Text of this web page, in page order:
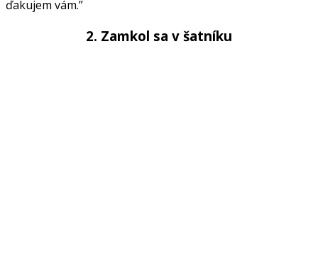
ďakujem vám.”
2. Zamkol sa v šatníku